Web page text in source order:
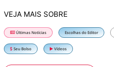
VEJA MAIS SOBRE
Últimas Notícias Escolhas do Editor
Seu Bolso Vídeos